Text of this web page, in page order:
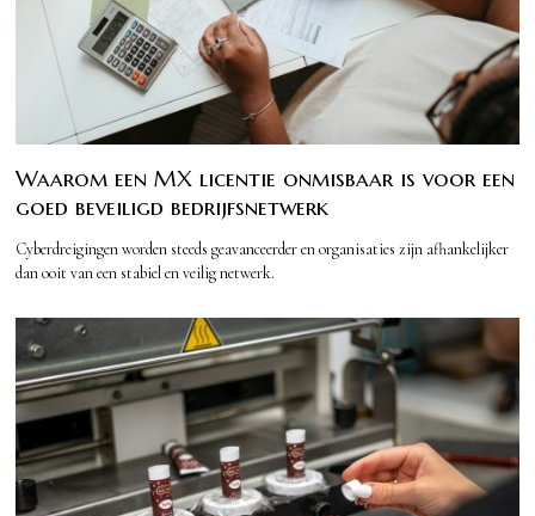
Waarom een MX licentie onmisbaar is voor een
goed beveiligd bedrijfsnetwerk
Cyberdreigingen worden steeds geavanceerder en organisaties zijn afhankelijker
dan ooit van een stabiel en veilig netwerk.